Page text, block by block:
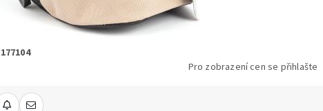
Pro zobrazení cen se přihlašte